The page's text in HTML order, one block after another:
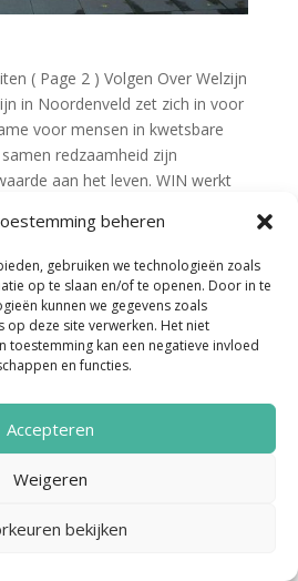
beheren
gebruiken we technologieën zoals
op te slaan en/of te openen. Door in te
kunnen we gegevens zoals
op deze site verwerken. Het niet
toestemming kan een negatieve invloed
en functies.
Accepteren
Weigeren
bekijken
( Page 2 ) Volgen Over Welzijn
in Noordenveld zet zich in voor
voor mensen in kwetsbare
redzaamheid zijn
aan het leven. WIN werkt
Media Totaal Noord